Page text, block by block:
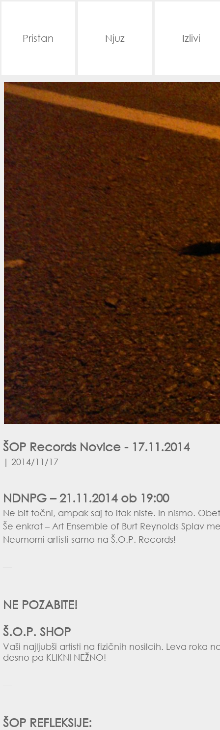
Pristan Njuz Izlivi
ŠOP Records Novice - 17.11.2014
| 2014/11/17
NDNPG – 21.11.2014 ob 19:00
Ne bit točni, ampak saj to itak niste. In nismo.
Še enkrat – Art Ensemble of Burt Reynolds Splav
Neumorni artisti samo naŠ.O.P. Records!
—
NE POZABITE!
Š.O.P. SHOP
Vaši najljubši artisti na fizičnih nosilcih. Leva roka
desno pa KLIKNI NEŽNO!
—
ŠOP REFLEKSIJE: